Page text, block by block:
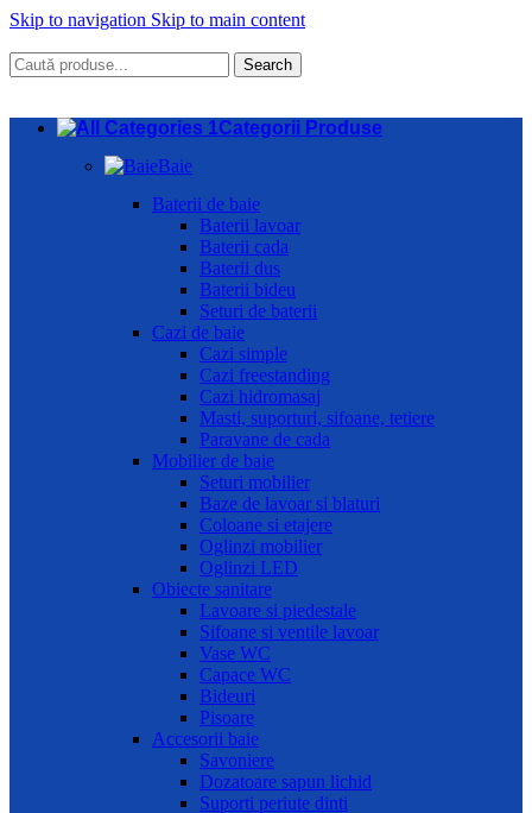
Skip to navigation Skip to main content
Search
Categorii Produse
Baie
Baterii de baie
Baterii lavoar
Baterii cada
Baterii dus
Baterii bideu
Seturi de baterii
Cazi de baie
Cazi simple
Cazi freestanding
Cazi hidromasaj
Masti, suporturi, sifoane, tetiere
Paravane de cada
Mobilier de baie
Seturi mobilier
Baze de lavoar si blaturi
Coloane si etajere
Oglinzi mobilier
Oglinzi LED
Obiecte sanitare
Lavoare si piedestale
Sifoane si ventile lavoar
Vase WC
Capace WC
Bideuri
Pisoare
Accesorii baie
Savoniere
Dozatoare sapun lichid
Suporti periute dinti